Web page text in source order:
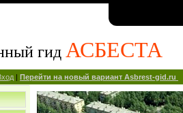
гид АСБЕСТА
| Перейти на новый вариант Asbrest-gid.ru